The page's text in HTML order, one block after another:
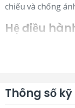
chiếu và chống
Hệ điều
Bảng tương tác
thân thiện dễ
Thông số